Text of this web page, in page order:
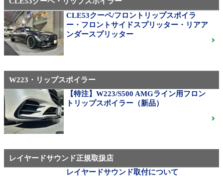
AMG（メルセデスAMG）
21インチ鍛造 TWS EXlete 210M ミシュランパイロッ
310M Exe Monoblock Exlete鍛造23インチ W463A G63
用サイズ（379）
ベンツ中古ホイル・タイヤ
CLE53クーペ/フロントリップスポイラ
ー・フロントサイドスプリッター・リアア
ンダースプリッター
W223・リップスポイラー
【特注】W223/S500 AMGライン用フロン
トリップスポイラー（新品）
レイヤードサウンド正規取扱店
レイヤードサウンド取付について